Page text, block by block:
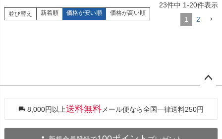
並び替え 新着順 価格が安い順 価格が高い順
23件中 1-20件表示
1
2
ジト
へ
8,000円以上送料無料メール便なら全国一律送料250円